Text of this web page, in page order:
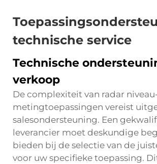
technische service
Technische
verkoop
De complexiteit van radar
metingtoepassingen vereist
salesondersteuning. Een
leverancier moet deskundige
bieden bij de selectie van de
voor uw specifieke toepassing.